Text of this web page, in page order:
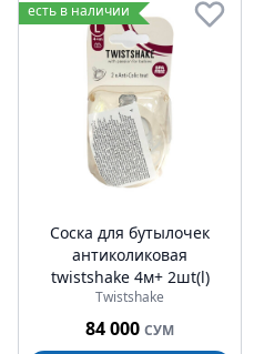
есть в наличии
Соска для бутылочек
антиколиковая
twistshake 4м+ 2шt(l)
Twistshake
84 000 СУМ